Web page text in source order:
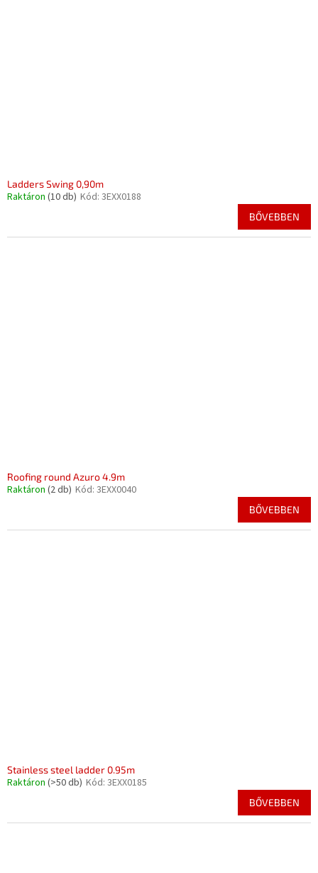
Ladders Swing 0,90m
Raktáron (10 db) Kód: 3EXX0188
BŐVEBBEN
Roofing round Azuro 4.9m
Raktáron (2 db) Kód: 3EXX0040
BŐVEBBEN
Stainless steel ladder 0.95m
Raktáron (>50 db) Kód: 3EXX0185
BŐVEBBEN